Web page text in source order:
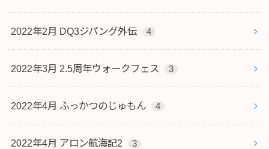
2022年2月 DQ3ジパング外伝 4
2022年3月 2.5周年ウォークフェス 3
2022年4月 ふっかつのじゅもん 4
2022年4月 アロン航海記2 3